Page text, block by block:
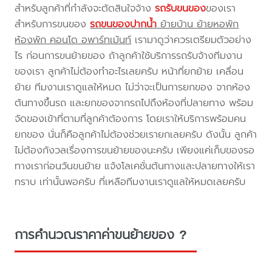
สำหรับลูกค้าที่กำลังจะตัดสินใจจ้างรถรับขนของของเรา
สำหรับการขนของรถขนของปากน้ำย้ายบ้าน ย้ายหอพัก
ห้องพัก คอนโด อพาร์ทเม้นท์เรามาดูว่าควรเตรียมตัวอย่าง
ไร ก่อนการขนย้ายของ ถ้าลูกค้าใช้บริการรถรับจ้างทีมงาน
ของเรา ลูกค้าไม่ต้องทำอะไรเลยครับ หน้าที่ยกย้าย เคลื่อน
ย้าย ทีมงานเราดูแลให้หมด ไม่ว่าจะเป็นการยกของ จากห้อง
ต้นทางขึ้นรถ และยกของจากรถไปถึงห้องที่ปลายทาง พร้อม
จัดของเข้าที่ตามที่ลูกค้าต้องการ โดยเราให้บริการพร้อมคน
ยกของ นั่นก็คือลูกค้าไม่ต้องช่วยเรายกเลยครับ ดังนั้น ลูกค้า
ไม่ต้องกังวลเรื่องการขนย้ายของนะครับ เพียงแค่เก็บของรอ
ทางเราก่อนวันขนย้าย แจ้งโลเคชั่นต้นทางและปลายทางให้เรา
ทราบ เท่านั้นพอครับ ที่เหลือทีมงานเราดูแลให้หมดเลยครับ
การคำนวณราคาค่าขนย้ายของ ?